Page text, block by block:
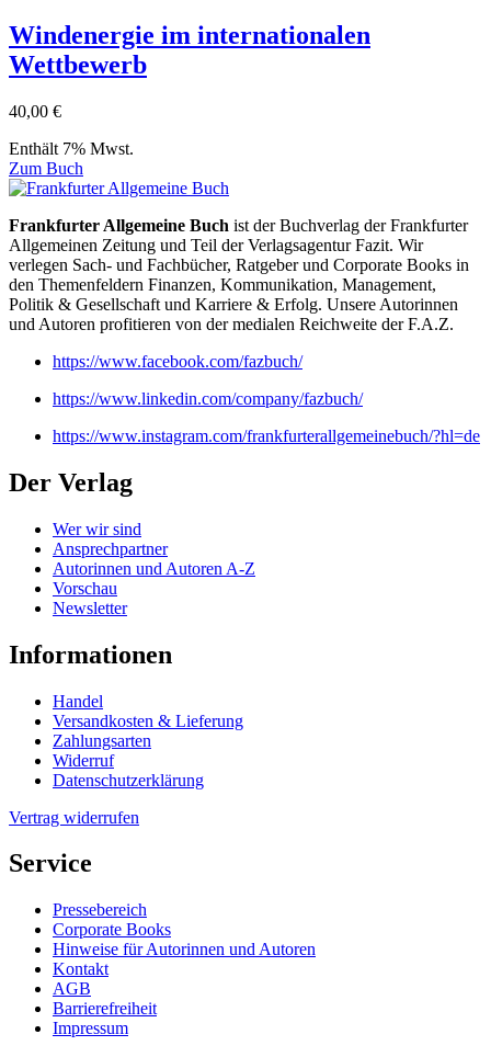
Windenergie im internationalen
Wettbewerb
40,00 €
Enthält 7% Mwst.
Zum Buch
Frankfurter Allgemeine Buch ist der Buchverlag der Frankfurter
Allgemeinen Zeitung und Teil der Verlagsagentur Fazit. Wir
verlegen Sach- und Fachbücher, Ratgeber und Corporate Books in
den Themenfeldern Finanzen, Kommunikation, Management,
Politik & Gesellschaft und Karriere & Erfolg. Unsere Autorinnen
und Autoren profitieren von der medialen Reichweite der F.A.Z.
https://www.facebook.com/fazbuch/
https://www.linkedin.com/company/fazbuch/
https://www.instagram.com/frankfurterallgemeinebuch/?hl=de
Der Verlag
Wer wir sind
Ansprechpartner
Autorinnen und Autoren A-Z
Vorschau
Newsletter
Informationen
Handel
Versandkosten & Lieferung
Zahlungsarten
Widerruf
Datenschutzerklärung
Vertrag widerrufen
Service
Pressebereich
Corporate Books
Hinweise für Autorinnen und Autoren
Kontakt
AGB
Barrierefreiheit
Impressum